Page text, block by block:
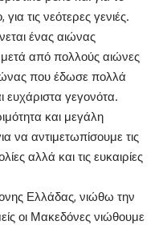
τις νεότερες γενιές.
ένας αιώνας
από πολλούς αιώνες
που έδωσε πολλά
ευχάριστα γεγονότα.
και μεγάλη
να αντιμετωπίσουμε τις
αλλά και τις ευκαιρίες
Ελλάδας, νιώθω την
οι Μακεδόνες νιώθουμε